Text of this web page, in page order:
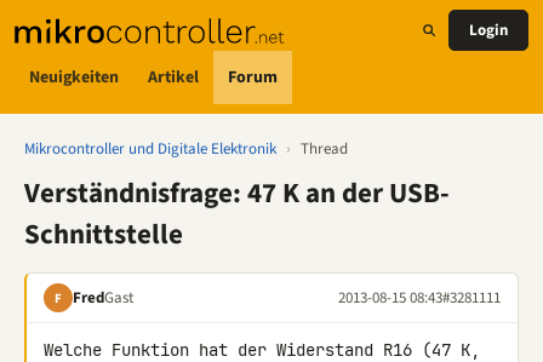
Neuigkeiten Artikel Forum
Login
Mikrocontroller und Digitale Elektronik › Thread
Verständnisfrage: 47 K an der USB-
Schnittstelle
F FredGast 2013-08-15 08:43#3281111
Welche Funktion hat der Widerstand R16 (47 K,